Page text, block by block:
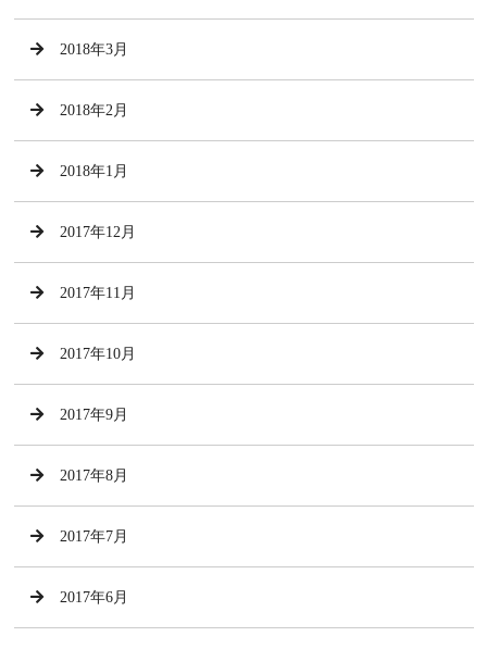
2018年3月
2018年2月
2018年1月
2017年12月
2017年11月
2017年10月
2017年9月
2017年8月
2017年7月
2017年6月